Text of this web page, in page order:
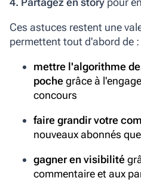
Ces astuces restent une
permettent tout d'abord de :
mettre l'algorithme
pochegrâce à
concours
faire grandir votre
nouveaux abonnés
gagner en visibilité
commentaire et aux